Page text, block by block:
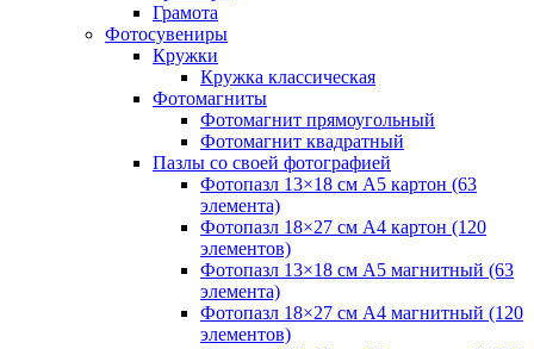
Грамота
Фотосувениры
Кружки
Кружка классическая
Фотомагниты
Фотомагнит прямоугольный
Фотомагнит квадратный
Пазлы со своей фотографией
Фотопазл 13×18 см А5 картон (63
элемента)
Фотопазл 18×27 см А4 картон (120
элементов)
Фотопазл 13×18 см А5 магнитный (63
элемента)
Фотопазл 18×27 см А4 магнитный (120
элементов)